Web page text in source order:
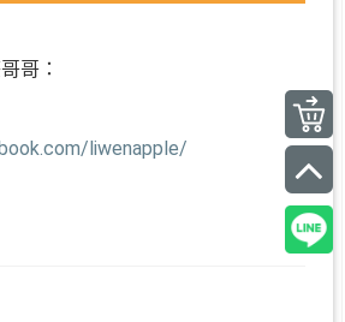
哥：
liwenapple/